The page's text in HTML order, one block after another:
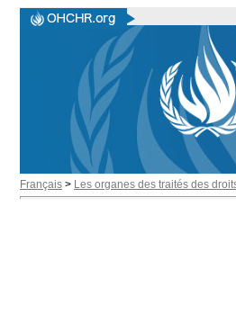
Français > Les organes des traités des